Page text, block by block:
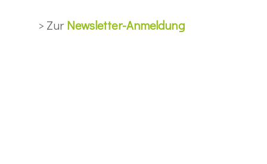
> ZurNewsletter-Anmeldung